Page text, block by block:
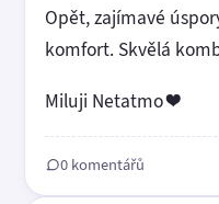
Opět, zajímavé
komfort. Skvělá
Miluji Netatmo ❤️
0 komentářů